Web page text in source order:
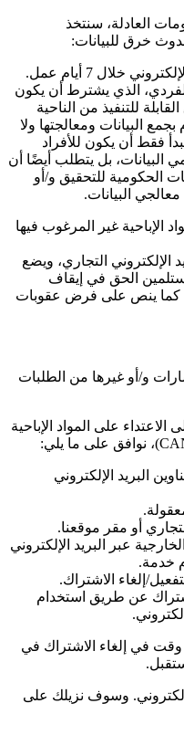
العادلة، سنتخذ
خرق للبيانات:
خلال 7 أيام عمل.
الذي يشترط أن يكون
للتنفيذ من الناحية
البيانات ومعالجتها ولا
فقط أن يكون للأفراد
البيانات، بل يتطلب أيضًا أن
الحكومية للتحقيق و/أو
البيانات.
الإباحية غير المرغوب فيها
الإلكتروني التجاري، ويضع
الحق في إيقاف
كما ينص على فرض عقوبات
و/أو غيرها من الطلبات
على المواد الإباحية
، نوافق على ما يلي:
البريد الإلكتروني
أو مقر موقعنا.
عبر البريد الإلكتروني
خدمة.
إلغاء الاشتراك.
عن طريق استخدام
في إلغاء الاشتراك في
إلكتروني. وسوف نزيلك على